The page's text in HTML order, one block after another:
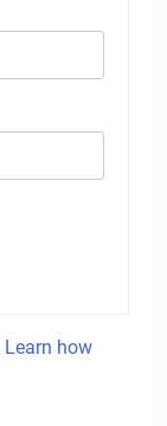
Learn how